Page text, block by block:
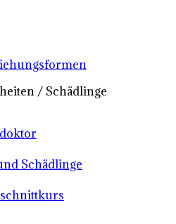
/ Schädlinge
Schädlinge